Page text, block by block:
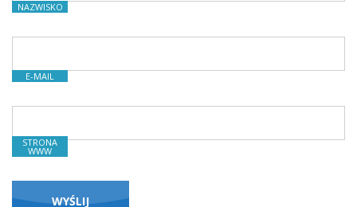
NAZWISKO
E-MAIL
STRONA
WWW